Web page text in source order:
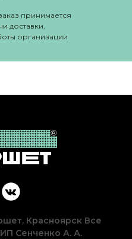
принимается
доставки,
организации
Красноярск Все
Сенченко А. А.